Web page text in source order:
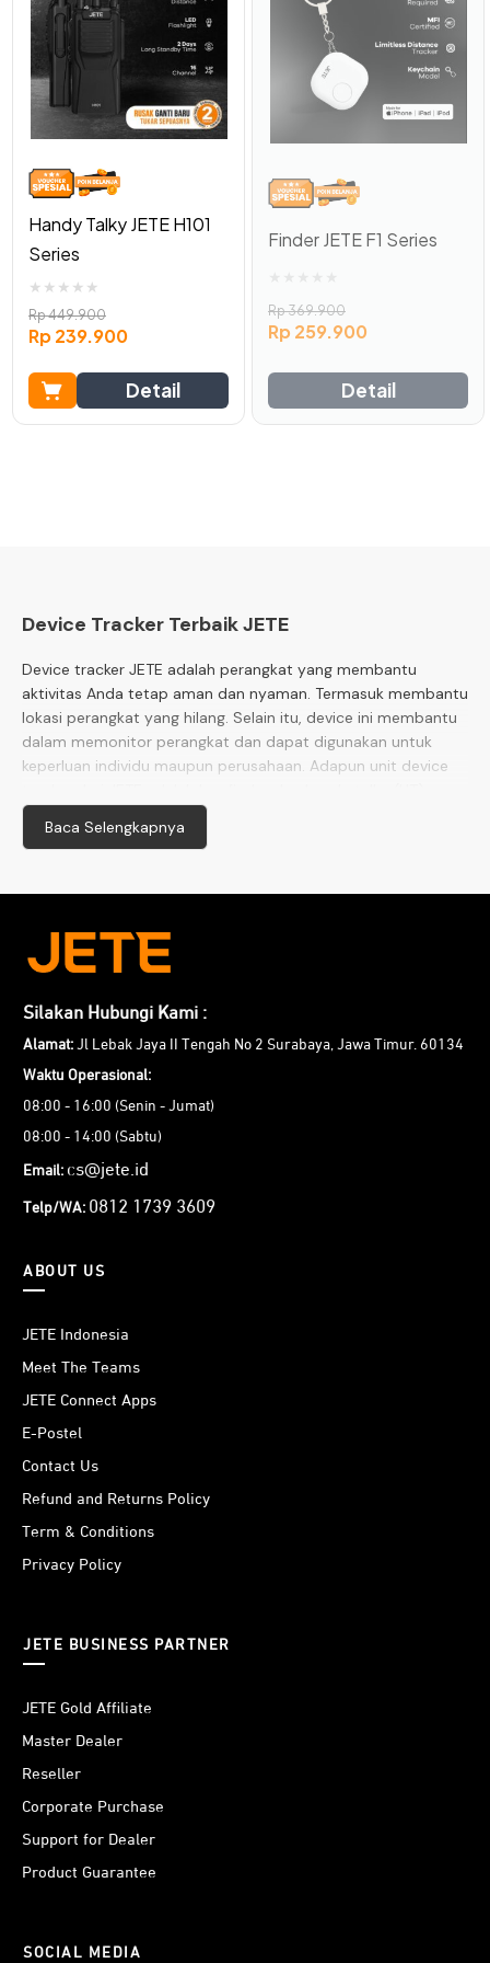
Handy Talky JETE H101
Series
★ ★ ★ ★ ★
Rp449.900
Rp239.900
Detail
Finder JETE F1 Series
Rp369.900
Rp 259.900
Detail
Device Tracker Terbaik JETE
Device tracker JETE adalah perangkat yang membantu
aktivitas Anda tetap aman dan nyaman. Termasuk membantu
lokasi perangkat yang hilang. Selain itu, device ini membantu
dalam memonitor perangkat dan dapat digunakan untuk
keperluan individu maupun perusahaan. Adapun unit device
Anda untuk memperhatikan beberapa hal penting di
antaranya:
1. Pilihlah sesuai kebutuhan dan penggunaan untuk setiap
aktivitas Anda.
2. Pastikan produk yang Anda pilih kompatibel dengan
perangkat pendukung yang ada. Misalnya terkoneksi dengan
GPS tracker, dan lainnya.
3. Untuk HT, pastikan Anda memilih yang memiliki koneksi
maupun jarak jauh.
4. Sesuaikan dengan budget yang Anda miliki, terutama untuk
5. Selalu up to date informasi promo dari JETE agar Anda
home yang diinginkan.
Dapatkan Beragam Promo Menarik Belanja
Perangkat Device Tracking JETE
Dapatkan berbagai benefit membeli perlengkapan tracker
JETE di official store yang tersebar di berbagai kota di
setiap pembelian di antaranya:
- Harga spesial terbaik dan bersaing
- Poin belanja yang bisa dikumpulkan dan ditukarkan dengan
pembelian online
Baca Selengkapnya
Silakan Hubungi Kami :
Alamat: Jl Lebak Jaya II Tengah No 2 Surabaya, Jawa Timur. 60134
Waktu Operasional:
08:00 - 16:00 (Senin - Jumat)
08:00 - 14:00 (Sabtu)
Email: cs@jete.id
Telp/WA: 0812 1739 3609
ABOUT US
JETE Indonesia
Meet The Teams
JETE Connect Apps
E-Postel
Contact Us
Refund and Returns Policy
Term & Conditions
Privacy Policy
JETE BUSINESS PARTNER
JETE Gold Affiliate
Master Dealer
Reseller
Corporate Purchase
Support for Dealer
Product Guarantee
SOCIAL MEDIA